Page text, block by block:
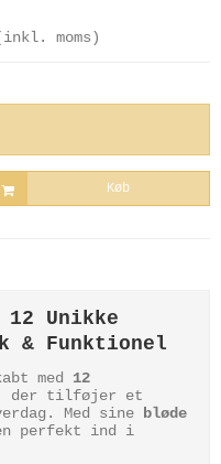
moms)
Køb
12 Unikke
& Funktionel
med 12
der tilføjer et
Med sine bløde
perfekt ind i